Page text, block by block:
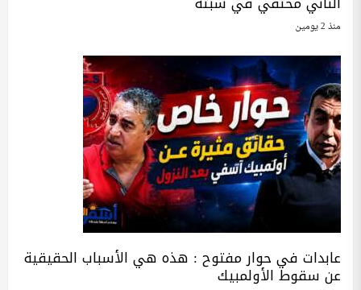
منذ 2 يومين
عابدات في حوار مفتوح : هذه هي الأسباب الحقيقية
عن سقوط الأولمبيك